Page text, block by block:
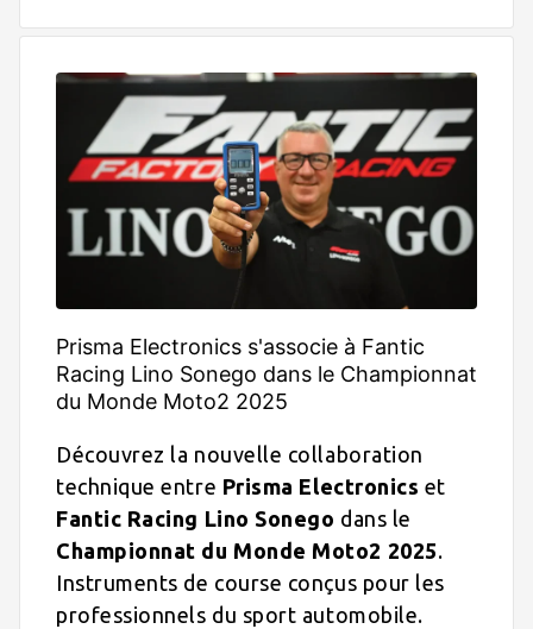
Prisma Electronics s'associe à Fantic
Racing Lino Sonego dans le Championnat
du Monde Moto2 2025
Découvrez la nouvelle collaboration
technique entre Prisma Electronics et
Fantic Racing Lino Sonego dans le
Championnat du Monde Moto2 2025.
Instruments de course conçus pour les
professionnels du sport automobile.